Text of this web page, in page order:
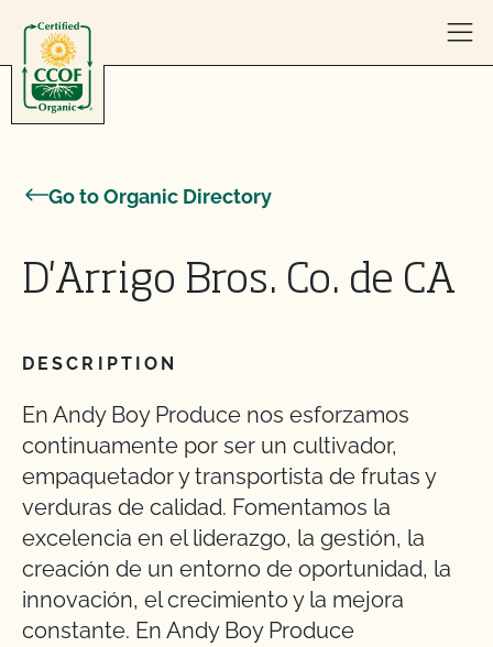
Go to Organic Directory
D'Arrigo Bros. Co. de CA
DESCRIPTION
En Andy Boy Produce nos esforzamos
continuamente por ser un cultivador,
empaquetador y transportista de frutas y
verduras de calidad. Fomentamos la
excelencia en el liderazgo, la gestión, la
creación de un entorno de oportunidad, la
innovación, el crecimiento y la mejora
constante. En Andy Boy Produce